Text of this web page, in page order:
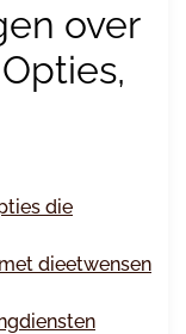
over
die
dieetwensen